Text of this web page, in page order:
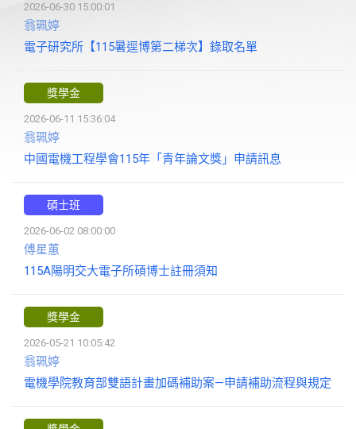
2026-06-30 15:00:01
翁珮婷
電子研究所【115暑逕博第二梯次】錄取名單
獎學金
2026-06-11 15:36:04
翁珮婷
中國電機工程學會115年「青年論文獎」申請訊息
碩士班
2026-06-02 08:00:00
傅星蕙
115A陽明交大電子所碩博士註冊須知
獎學金
2026-05-21 10:05:42
翁珮婷
電機學院教育部雙語計畫加碼補助案—申請補助流程與規定